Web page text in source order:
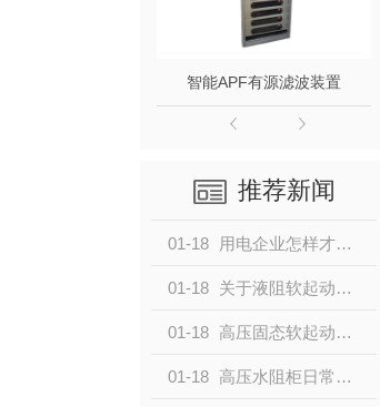
智能APF有源滤波装置
推荐新闻
01-18 用电企业怎样才能提高电能的利用率和使用效率，以保电能质量呢？
01-18 关于液阻软起动柜的工作原理，大家了解多少呢？
01-18 高压固态软起动与液态软起动柜，怎么选择？
01-18 高压水阻柜日常保养维护，要注意什么事项呢？